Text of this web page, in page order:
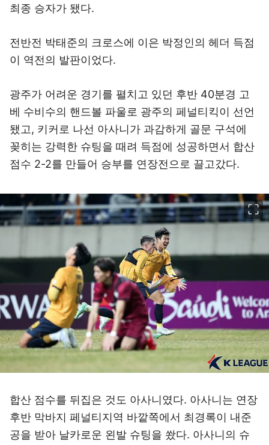
최종 승자가 됐다.
전반전 박태준의 크로스에 이은 박정인의 헤더 득점
이 역전의 발판이었다.
광주가 어려운 경기를 펼치고 있던 후반 40분경 고
베 수비수의 핸드볼 파울로 광주의 페널티킥이 선언
됐고, 키커로 나선 아사니가 과감하게 골문 구석에
꽂히는 강력한 슈팅을 때려 득점에 성공하면서 합산
점수 2-2를 만들어 승부를 연장전으로 끌고갔다.
합산 점수를 뒤집은 것도 아사니였다. 아사니는 연장
후반 막바지 페널티지역 바깥쪽에서 최경록이 내준
공을 받아 날카로운 왼발 슈팅을 쐈다. 아사니의 슈